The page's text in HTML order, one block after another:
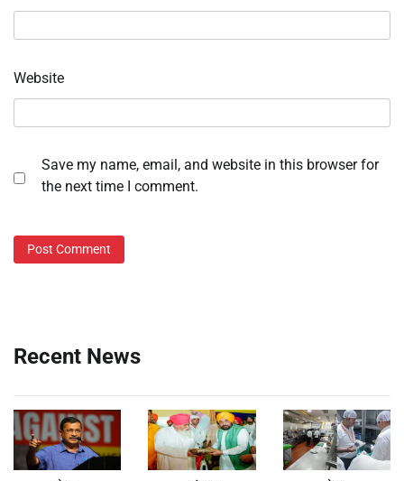
Website
Save my name, email, and website in this browser for
the next time I comment.
Recent News